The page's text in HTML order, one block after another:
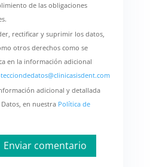
de las obligaciones
rectificar y suprimir los datos,
otros derechos como se
en la información adicional
adicional y detallada
en nuestra Política de